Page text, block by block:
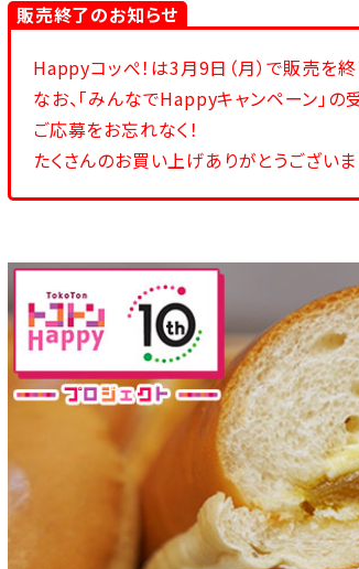
販売終了のお知らせ
Happyコッぺ！は3月9日（月）で販売を終
なお、「みんなでHappyキャンペーン」の
ご応募をお忘れなく！
たくさんのお買い上げありがとうございま